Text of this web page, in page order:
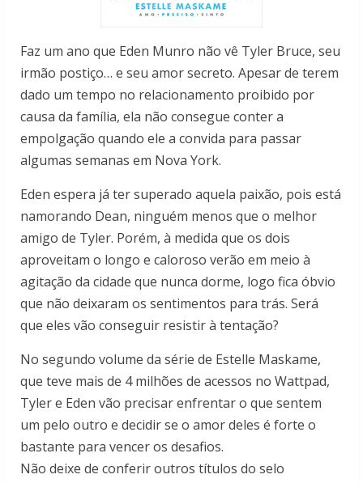
Faz um ano que Eden Munro não vê Tyler Bruce, seu
irmão postiço… e seu amor secreto. Apesar de terem
dado um tempo no relacionamento proibido por
causa da família, ela não consegue conter a
empolgação quando ele a convida para passar
algumas semanas em Nova York.
Eden espera já ter superado aquela paixão, pois está
namorando Dean, ninguém menos que o melhor
amigo de Tyler. Porém, à medida que os dois
aproveitam o longo e caloroso verão em meio à
agitação da cidade que nunca dorme, logo fica óbvio
que não deixaram os sentimentos para trás. Será
que eles vão conseguir resistir à tentação?
No segundo volume da série de Estelle Maskame,
que teve mais de 4 milhões de acessos no Wattpad,
Tyler e Eden vão precisar enfrentar o que sentem
um pelo outro e decidir se o amor deles é forte o
bastante para vencer os desafios.
Não deixe de conferir outros títulos do selo